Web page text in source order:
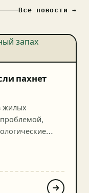
Все новости →
пахнет
жилых
написать